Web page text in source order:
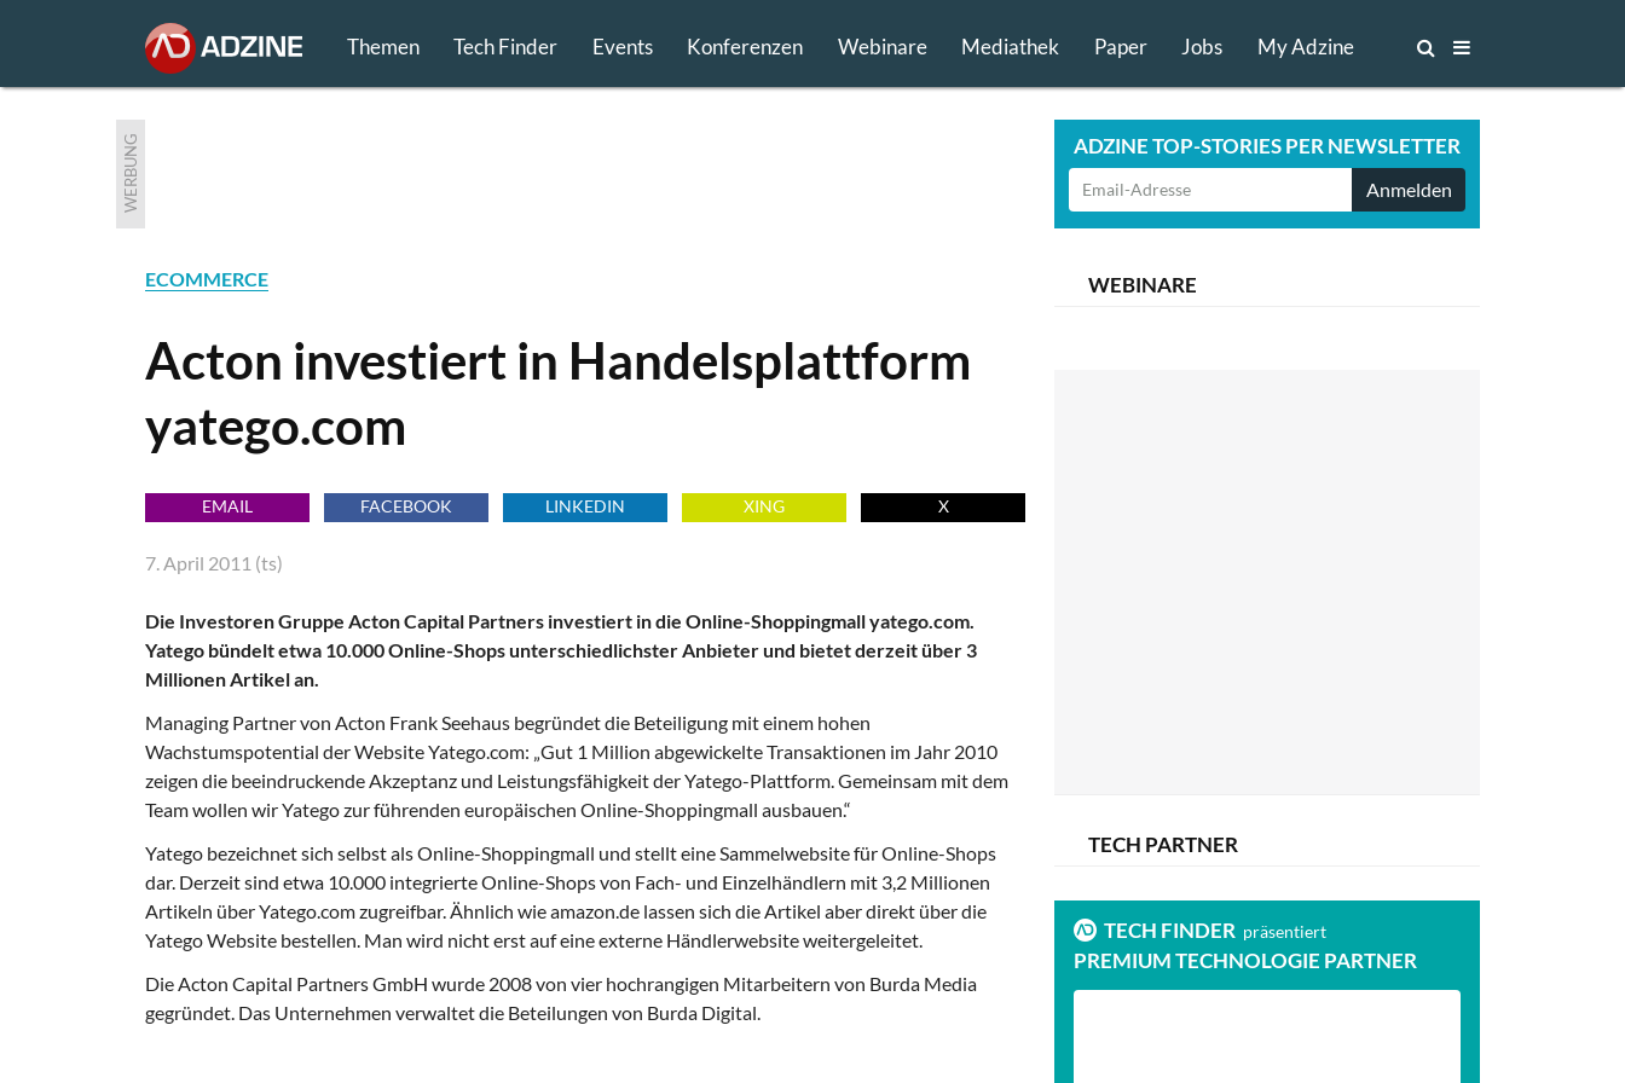
Themen Tech Finder Events Konferenzen Webinare Mediathek Paper Jobs My Adzine
WERBUNG ADZINE TOP-STORIES PER NEWSLETTER
Anmelden
ECOMMERCE
Acton investiert in Handelsplattform
yatego.com
EMAIL FACEBOOK LINKEDIN XING X
7. April 2011 (ts)
Die Investoren Gruppe Acton Capital Partners investiert in die Online-Shoppingmall yatego.com.
Yatego bündelt etwa 10.000 Online-Shops unterschiedlichster Anbieter und bietet derzeit über 3
Millionen Artikel an.
Managing Partner von Acton Frank Seehaus begründet die Beteiligung mit einem hohen
Wachstumspotential der Website Yatego.com: „Gut 1 Million abgewickelte Transaktionen im Jahr 2010
zeigen die beeindruckende Akzeptanz und Leistungsfähigkeit der Yatego-Plattform. Gemeinsam mit dem
Team wollen wir Yatego zur führenden europäischen Online-Shoppingmall ausbauen.“
Yatego bezeichnet sich selbst als Online-Shoppingmall und stellt eine Sammelwebsite für Online-Shops
dar. Derzeit sind etwa 10.000 integrierte Online-Shops von Fach- und Einzelhändlern mit 3,2 Millionen
Artikeln über Yatego.com zugreifbar. Ähnlich wie amazon.de lassen sich die Artikel aber direkt über die
Yatego Website bestellen. Man wird nicht erst auf eine externe Händlerwebsite weitergeleitet.
Die Acton Capital Partners GmbH wurde 2008 von vier hochrangigen Mitarbeitern von Burda Media
gegründet. Das Unternehmen verwaltet die Beteilungen von Burda Digital.
WEBINARE
TECH PARTNER
TECH FINDER präsentiert
PREMIUM TECHNOLOGIE PARTNER